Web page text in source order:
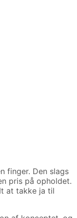
finger. Den slags
pris på opholdet.
at takke ja til